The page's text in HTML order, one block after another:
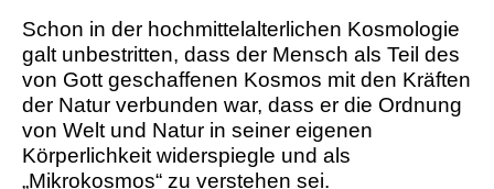
Schon in der hochmittelalterlichen Kosmologie
galt unbestritten, dass der Mensch als Teil des
von Gott geschaffenen Kosmos mit den Kräften
der Natur verbunden war, dass er die Ordnung
von Welt und Natur in seiner eigenen
Körperlichkeit widerspiegle und als
„Mikrokosmos“ zu verstehen sei.